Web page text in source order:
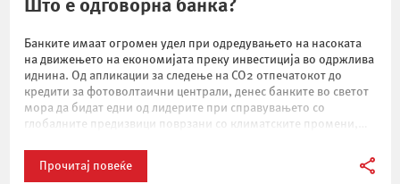
Што е одговорна банка?
Банките имаат огромен удел при одредувањето на насоката
на движењето на економијата преку инвестиција во одржлива
иднина. Од апликации за следење на CO2 отпечатокот до
кредити за фотоволтаични централи, денес банките во светот
мора да бидат едни од лидерите при справувањето со
глобалните предизвици поврзани со климатските промени,
Прочитај повеќе